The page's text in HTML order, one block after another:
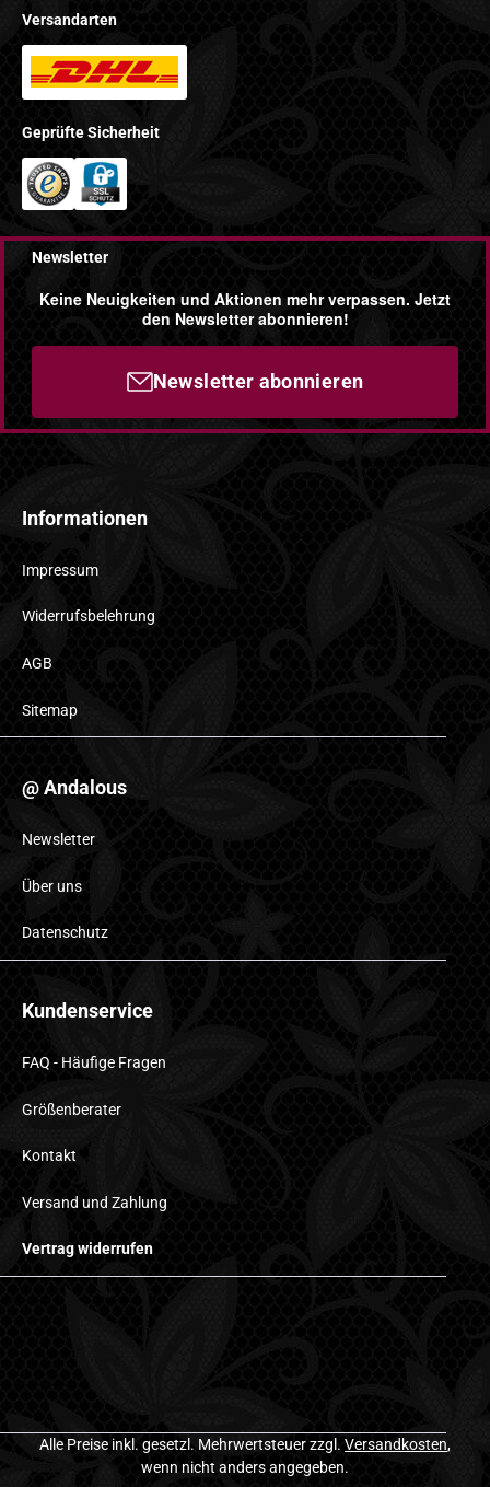
Versandarten
Geprüfte Sicherheit
Newsletter
Keine Neuigkeiten und Aktionen mehr verpassen. Jetzt
den Newsletter abonnieren!
Newsletter abonnieren
Informationen
Impressum
Widerrufsbelehrung
AGB
Sitemap
@ Andalous
Newsletter
Über uns
Datenschutz
Kundenservice
FAQ - Häufige Fragen
Größenberater
Kontakt
Versand und Zahlung
Vertrag widerrufen
Alle Preise inkl. gesetzl. Mehrwertsteuer zzgl. Versandkosten,
wenn nicht anders angegeben.